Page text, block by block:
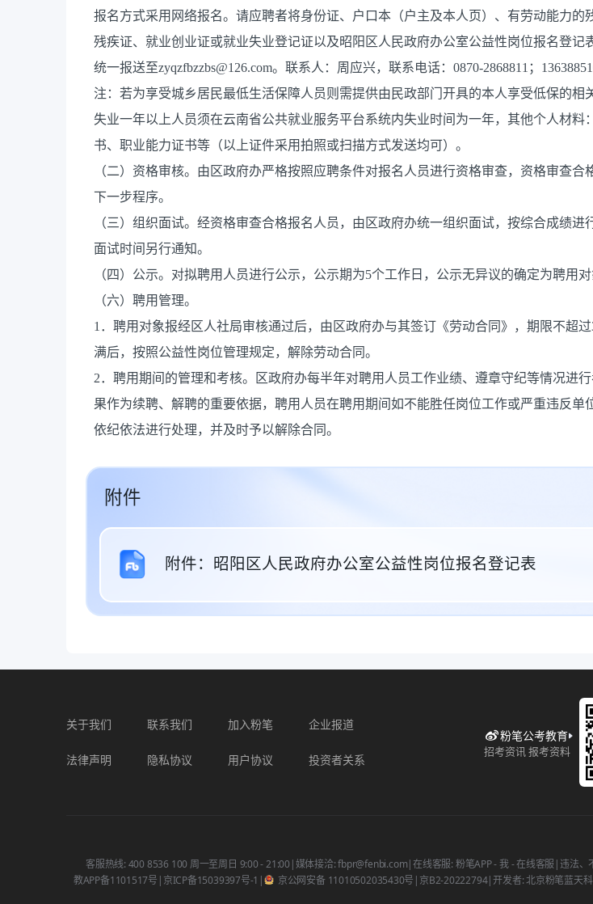
报名方式采用网络报名。请应聘者将身份证、户口本（户主及本人页）、有劳动能力的
残疾证、就业创业证或就业失业登记证以及昭阳区人民政府办公室公益性岗位报名登记
统一报送至zyqzfbzzbs@126.com。联系人：周应兴，联系电话：0870-2868811；
注：若为享受城乡居民最低生活保障人员则需提供由民政部门开具的本人享受低保的相
失业一年以上人员须在云南省公共就业服务平台系统内失业时间为一年，其他个人材料
书、职业能力证书等（以上证件采用拍照或扫描方式发送均可）。
（二）资格审核。由区政府办严格按照应聘条件对报名人员进行资格审查，资格审查合
下一步程序。
（三）组织面试。经资格审查合格报名人员，由区政府办统一组织面试，按综合成绩进
面试时间另行通知。
（四）公示。对拟聘用人员进行公示，公示期为5个工作日，公示无异议的确定为聘用对
（六）聘用管理。
1．聘用对象报经区人社局审核通过后，由区政府办与其签订《劳动合同》，期限不超
满后，按照公益性岗位管理规定，解除劳动合同。
2．聘用期间的管理和考核。区政府办每半年对聘用人员工作业绩、遵章守纪等情况进
果作为续聘、解聘的重要依据，聘用人员在聘用期间如不能胜任岗位工作或严重违反单
依纪依法进行处理，并及时予以解除合同。
附件
附件：昭阳区人民政府办公室公益性岗位报名登记表
关于我们 联系我们 加入粉笔 企业报道
法律声明 隐私协议 用户协议 投资者关系
粉笔公考教育
招考资讯 报考资料
客服热线: 400 8536 100 周一至周日 9:00 - 21:00 |媒体接洽: fbpr@fenbi.com|在线客服: 粉笔APP - 我 - 在线客服 |违法、
教APP备1101517号 | 京ICP备15039397号-1 | 京公网安备 11010502035430号 | 京B2-20222794|开发者: 北京粉笔蓝天